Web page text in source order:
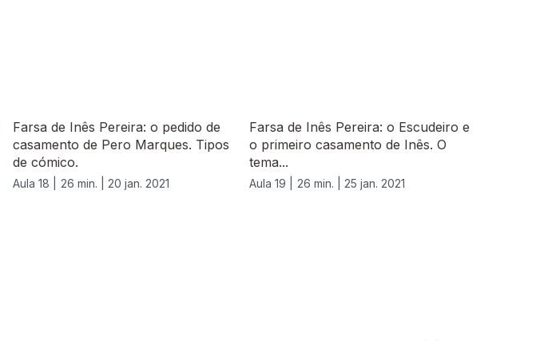
Farsa de Inês Pereira: o pedido de
casamento de Pero Marques. Tipos
de cómico.
Aula 18 | 26 min. | 20 jan. 2021
Farsa de Inês Pereira: o Escudeiro e
o primeiro casamento de Inês. O
tema...
Aula 19 | 26 min. | 25 jan. 2021